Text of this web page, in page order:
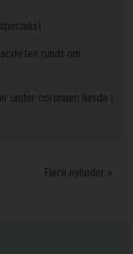
rundt om
under coronaen havde i
Flere nyheder »